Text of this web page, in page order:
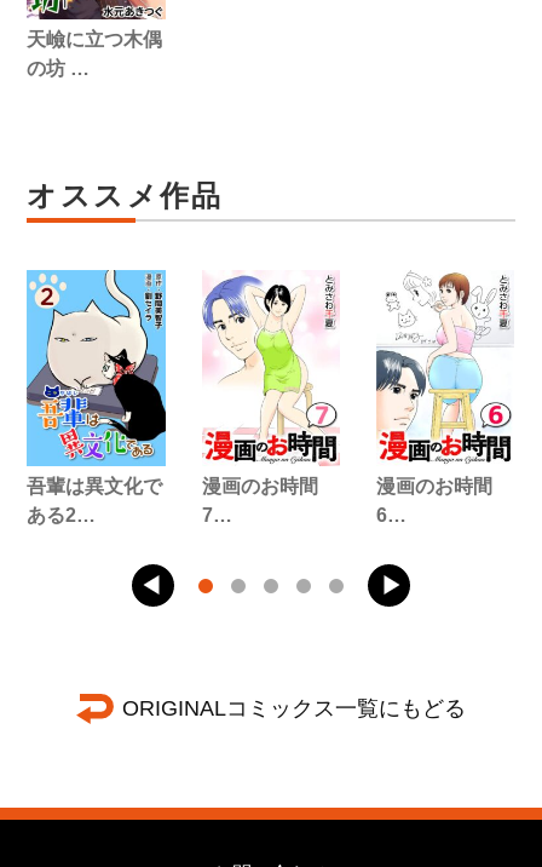
天嶮に立つ木偶
の坊 …
オススメ作品
吾輩は異文化で
ある2…
漫画のお時間
7…
漫画のお時間
6…
ORIGINALコミックス一覧にもどる